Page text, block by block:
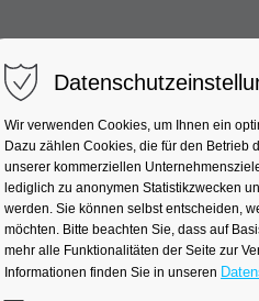
Klinische Studien
Nachlese zur
Wir verwenden Cookies, um Ihnen ein
Dazu zählen Cookies, die für den Betrieb
unserer kommerziellen
lediglich zu anonymen Statistikzwecken
werden. Sie können selbst entscheiden,
möchten. Bitte beachten Sie, dass auf
mehr alle Funktionalitäten der Seite zur
Informationen finden Sie in unseren